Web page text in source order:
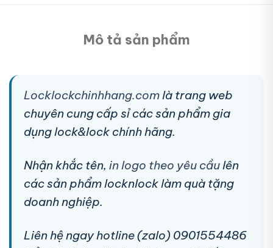
Mô tả sản phẩm
Locklockchinhhang.com là trang web
chuyên cung cấp sỉ các sản phẩm gia
dụng lock&lock chính hãng.
Nhận khắc tên, in logo theo yêu cầu lên
các sản phẩm locknlock làm quà tặng
doanh nghiệp.
Liên hệ ngay hotline (zalo) 0901554486